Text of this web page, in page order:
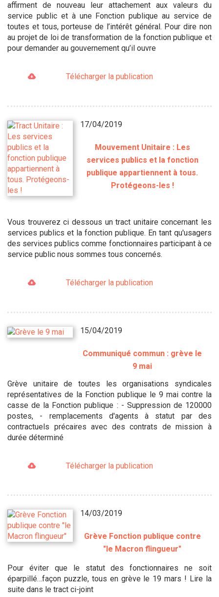
affirment de nouveau leur attachement aux valeurs du
service public et à une Fonction publique au service de
toutes et tous, porteuse de l’intérêt général. Pour dire non
au projet de loi de transformation de la fonction publique et
pour demander au gouvernement qu’il ouvre
Télécharger la publication
17/04/2019
Mouvement Unitaire : Les
services publics et la fonction
publique appartiennent à tous.
Protégeons-les !
Vous trouverez ci dessous un tract unitaire concernant les
services publics et la fonction publique. En tant qu'usagers
des services publics comme fonctionnaires participant à ce
service public nous sommes tous concernés.
Télécharger la publication
15/04/2019
Communiqué commun : grève le
9 mai
Grève unitaire de toutes les organisations syndicales
représentatives de la Fonction publique le 9 mai contre la
casse de la Fonction publique : - Suppression de 120000
postes, - remplacements d'agents à statut par des
contractuels précaires avec des contrats de mission à
durée déterminé
Télécharger la publication
14/03/2019
Grève Fonction publique contre
"le Macron flingueur"
Pour éviter que le statut des fonctionnaires ne soit
éparpillé…façon puzzle, tous en grève le 19 mars ! Lire la
suite dans le tract ci-joint